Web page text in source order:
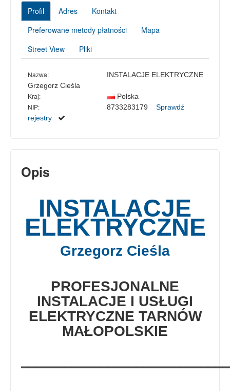
Profil Adres
Kontakt
Preferowane metody płatności
Mapa
Street View
Pliki
Nazwa:
INSTALACJE ELEKTRYCZNE
Grzegorz Cieśla
Kraj: Polska
NIP: 8733283179 Sprawdź
rejestry
Opis
INSTALACJE
ELEKTRYCZNE
Grzegorz Cieśla
PROFESJONALNE
INSTALACJE I USŁUGI
ELEKTRYCZNE TARNÓW
MAŁOPOLSKIE